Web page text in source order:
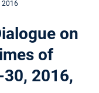
2016
on
of
30, 2016,